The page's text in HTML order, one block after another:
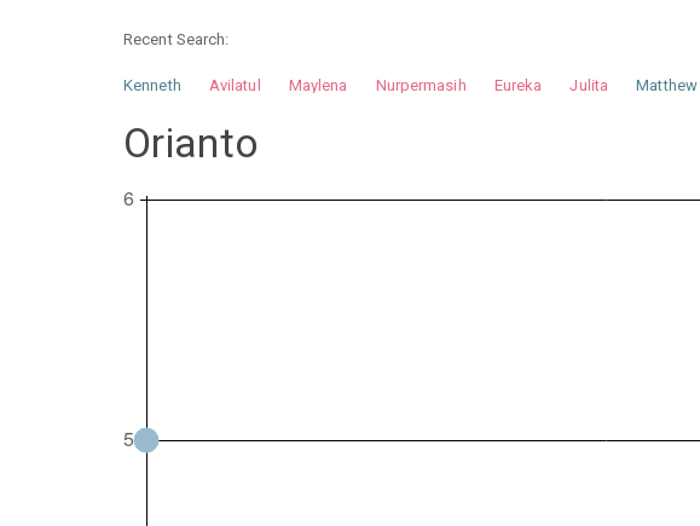
Recent Search:
Kenneth Avilatul Maylena Nurpermasih Eureka Julita Matthew
Orianto